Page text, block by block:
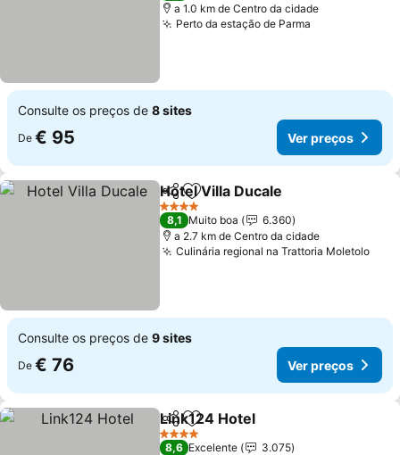
a 1.0 km de Centro da cidade
Perto da estação de Parma
Consulte os preços de 8 sites
De € 95 Ver preços
PartilharAdicionar aos favoritos
Hotel Villa Ducale
4 Estrelas
8,1 Muito boa
6.360
a 2.7 km de Centro da cidade
Culinária regional na Trattoria Moletolo
Consulte os preços de 9 sites
De € 76 Ver preços
PartilharAdicionar aos favoritos
Link124 Hotel
4 Estrelas
8,6 Excelente
3.075